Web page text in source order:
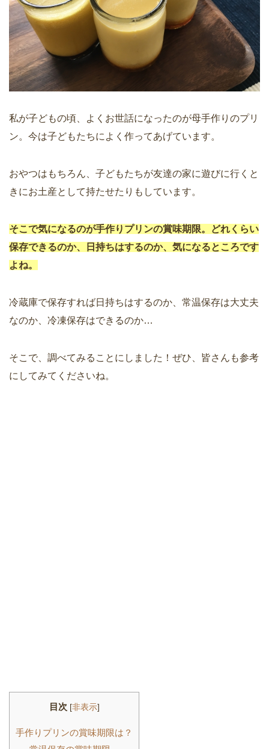
私が子どもの頃、よくお世話になったのが母手作りのプリ
ン。今は子どもたちによく作ってあげています。
おやつはもちろん、子どもたちが友達の家に遊びに行くと
きにお土産として持たせたりもしています。
そこで気になるのが手作りプリンの賞味期限。どれくらい
保存できるのか、日持ちはするのか、気になるところです
よね。
冷蔵庫で保存すれば日持ちはするのか、常温保存は大丈夫
なのか、冷凍保存はできるのか…
そこで、調べてみることにしました！ぜひ、皆さんも参考
にしてみてくださいね。
目次 [非表示]
手作りプリンの賞味期限は？